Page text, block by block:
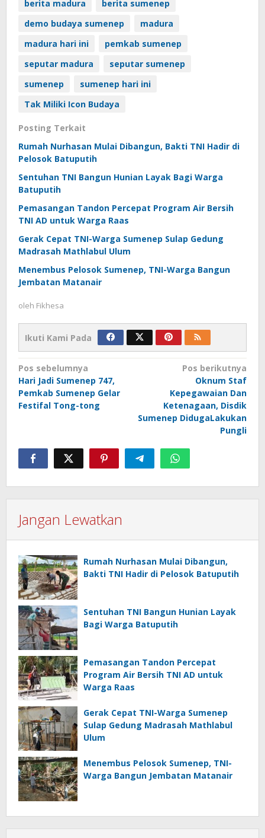
berita madura
berita sumenep
demo budaya sumenep
madura
madura hari ini
pemkab sumenep
seputar madura
seputar sumenep
sumenep
sumenep hari ini
Tak Miliki Icon Budaya
Posting Terkait
Rumah Nurhasan Mulai Dibangun, Bakti TNI Hadir di
Pelosok Batuputih
Sentuhan TNI Bangun Hunian Layak Bagi Warga
Batuputih
Pemasangan Tandon Percepat Program Air Bersih
TNI AD untuk Warga Raas
Gerak Cepat TNI-Warga Sumenep Sulap Gedung
Madrasah Mathlabul Ulum
Menembus Pelosok Sumenep, TNI-Warga Bangun
Jembatan Matanair
oleh Fikhesa
Ikuti Kami Pada
Navigasi
pos
Pos sebelumnya
Hari Jadi Sumenep 747,
Pemkab Sumenep Gelar
Festifal Tong-tong
Pos berikutnya
Oknum Staf
Kepegawaian Dan
Ketenagaan, Disdik
Sumenep DidugaLakukan
Pungli
Jangan Lewatkan
Rumah Nurhasan Mulai Dibangun,
Bakti TNI Hadir di Pelosok Batuputih
Sentuhan TNI Bangun Hunian Layak
Bagi Warga Batuputih
Pemasangan Tandon Percepat
Program Air Bersih TNI AD untuk
Warga Raas
Gerak Cepat TNI-Warga Sumenep
Sulap Gedung Madrasah Mathlabul
Ulum
Menembus Pelosok Sumenep, TNI-
Warga Bangun Jembatan Matanair